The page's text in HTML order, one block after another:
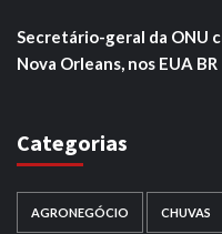
Secretário-geral da ONU
Nova Orleans, nos EUA BR
Categorias
AGRONEGÓCIO CHUVAS